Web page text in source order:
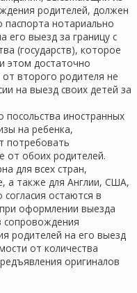
родителей, должен
паспорта нотариально
его выезд за границу с
(государств), которое
этом достаточно
от второго родителя не
на выезд своих детей за
иностранных
на ребенка,
потребовать
от обоих родителей.
для всех стран,
а также для Англии, США,
остаются в
оформлении выезда
сопровождения
родителей на его выезд
от количества
оригиналов